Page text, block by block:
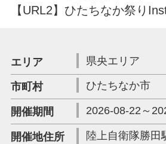
【URL2】ひたちなか祭り
エリア 県央エリア
市町村 ひたちなか市
開催期間 2026-08-22～
開催地住所
陸上自衛隊勝田